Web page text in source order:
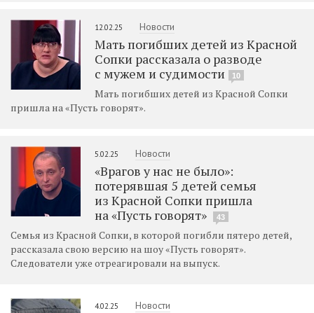
12.02.25 Новости
Мать погибших детей из Красной
Сопки рассказала о разводе
с мужем и судимости
10
Мать погибших детей из Красной Сопки
пришла на «Пусть говорят».
5.02.25 Новости
«Врагов у нас не было»:
потерявшая 5 детей семья
из Красной Сопки пришла
на «Пусть говорят»
43
Семья из Красной Сопки, в которой погибли пятеро детей,
рассказала свою версию на шоу «Пусть говорят».
Следователи уже отреагировали на выпуск.
4.02.25 Новости